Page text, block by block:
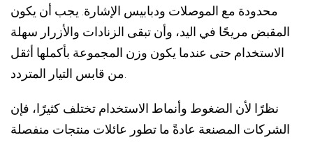
محدودة مع الموصلات ودبابيس الإشارة. يجب أن يكون
المقبض مريحًا في اليد، وأن تبقى الزنادات والأزرار سهلة
الاستخدام حتى عندما يكون وزن المجموعة بأكملها أثقل
نظرًا لأن الضغوط وأنماط الاستخدام تختلف كثيرًا، فإن
الشركات المصنعة عادةً ما تطور عائلات منتجات منفصلة